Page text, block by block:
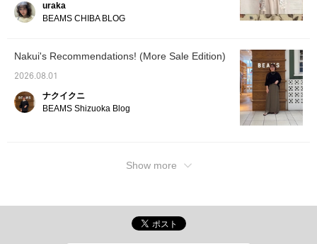
uraka
BEAMS CHIBA BLOG
Nakui's Recommendations! (More Sale Edition)
2026.08.01
ナクイクニ
BEAMS Shizuoka Blog
Show more